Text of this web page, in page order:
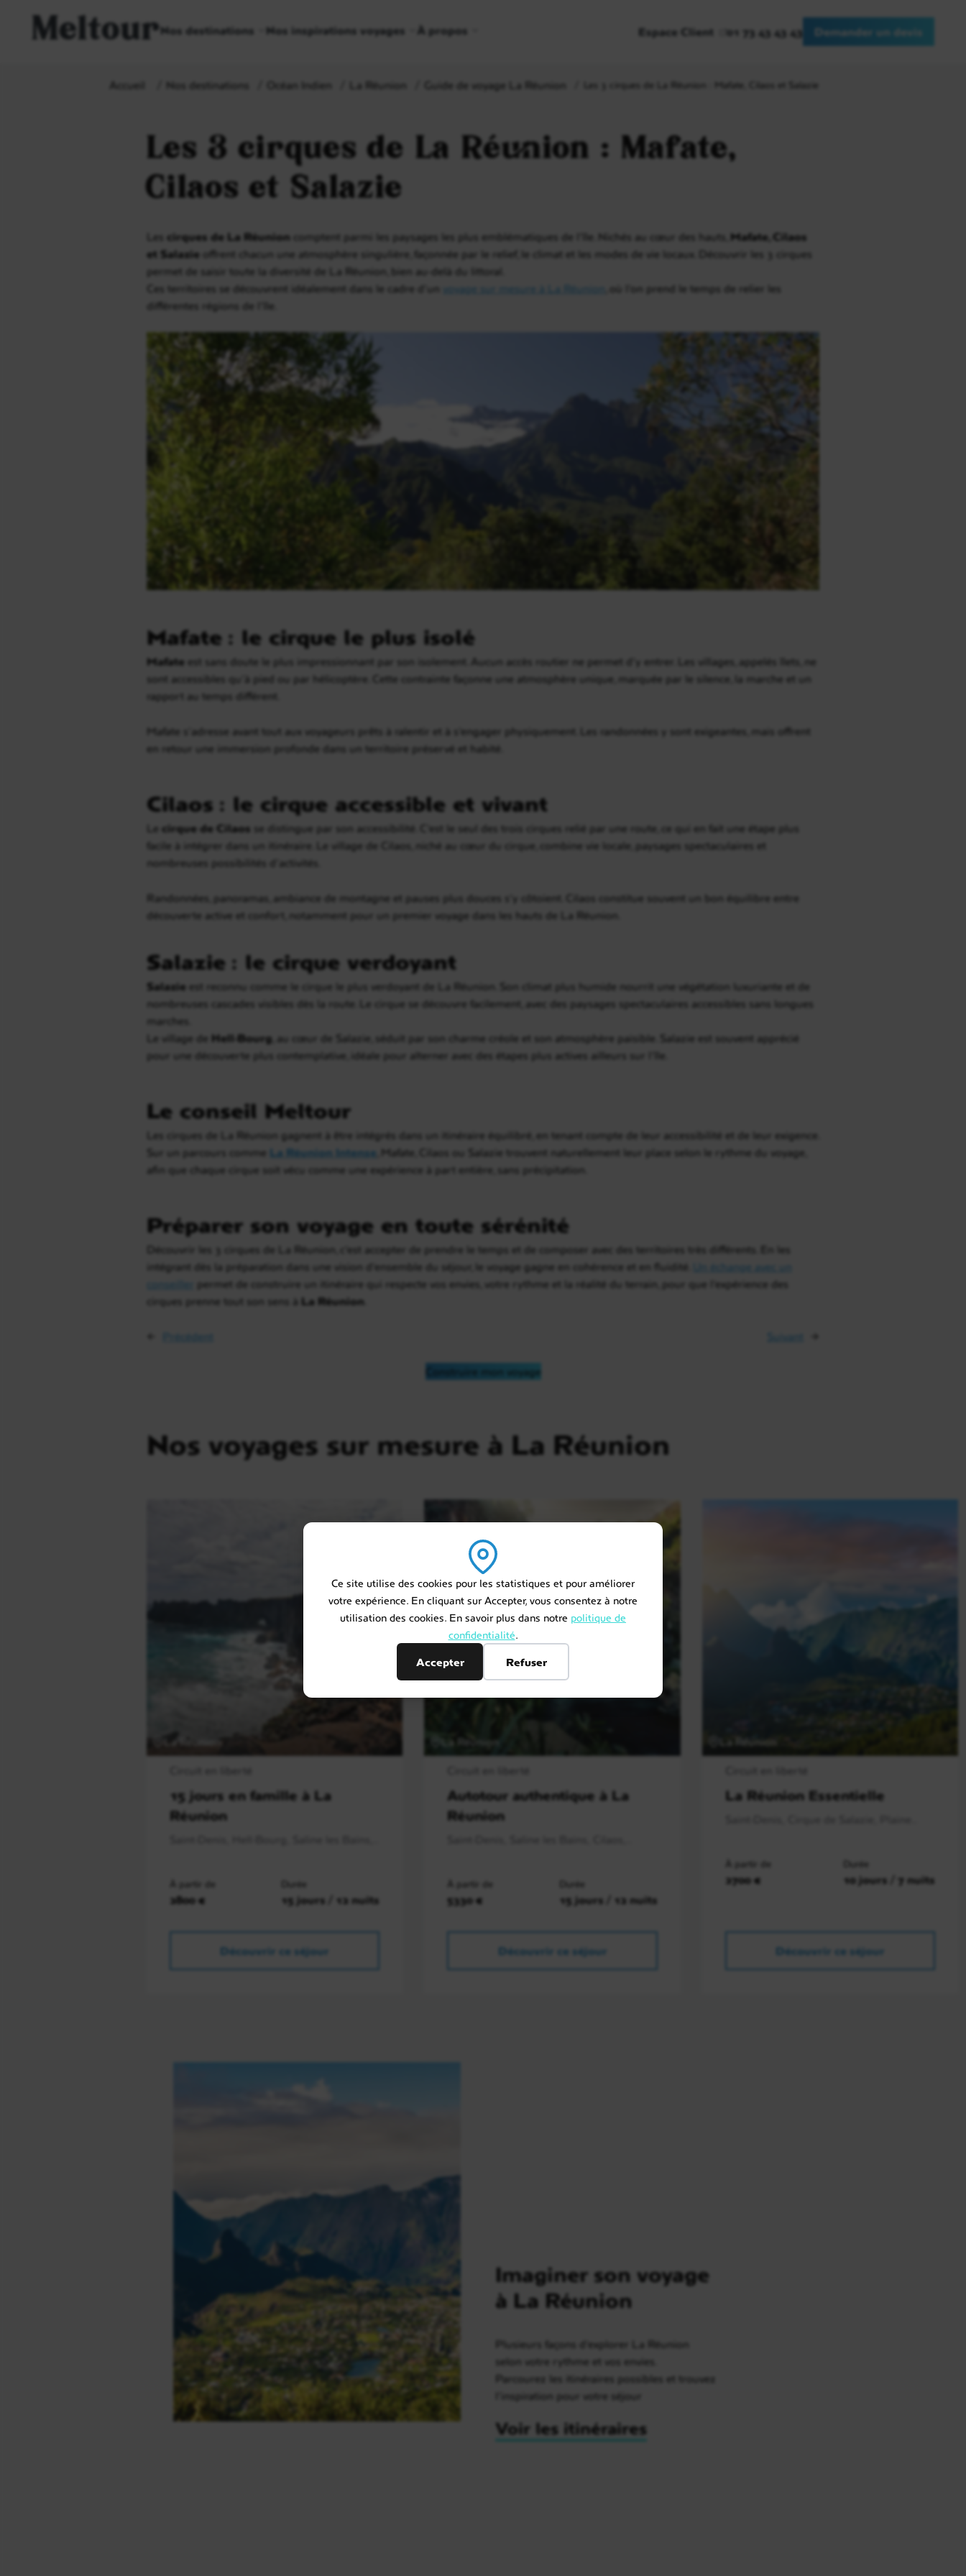
Ce site utilise des cookies pour les statistiques et pour améliorer
votre expérience. En cliquant sur Accepter, vous consentez à notre
utilisation des cookies. En savoir plus dans notre politique de
confidentialité.
Accepter
Refuser
MeltourNos destinations Nos inspirations voyages À propos Espace Client 01 73 43 43 43 Demander un devis
Accueil Nos destinations Océan Indien La Réunion Guide de voyage La Réunion Les 3 cirques de La Réunion : Mafate, Cilaos et Salazie
Les 3 cirques de La Réunion : Mafate,
Cilaos et Salazie
Les cirques de La Réunion comptent parmi les paysages les plus emblématiques de l’île. Nichés au cœur des hauts, Mafate, Cilaos
et Salazie offrent chacun une atmosphère singulière, façonnée par le relief, le climat et les modes de vie locaux. Découvrir les 3 cirques
permet de saisir toute la diversité de La Réunion, bien au-delà du littoral.
Ces territoires se découvrent idéalement dans le cadre d’un
voyage sur mesure à La Réunion
, où l’on prend le temps de relier les
différentes régions de l’île.
Mafate : le cirque le plus isolé
Mafate est sans doute le plus impressionnant par son isolement. Aucun accès routier ne permet d’y entrer. Les villages, appelés îlets, ne
sont accessibles qu’à pied ou par hélicoptère. Cette contrainte façonne une atmosphère unique, marquée par le silence, la marche et un
rapport au temps différent.
Mafate s’adresse avant tout aux voyageurs prêts à ralentir et à s’engager physiquement. Les randonnées y sont exigeantes, mais offrent
en retour une immersion profonde dans un territoire préservé et habité.
Cilaos : le cirque accessible et vivant
Le cirque de Cilaos se distingue par son accessibilité. C’est le seul des trois cirques relié par une route, ce qui en fait une étape plus
facile à intégrer dans un itinéraire. Le village de Cilaos, niché au cœur du cirque, combine vie locale, paysages spectaculaires et
nombreuses possibilités d’activités.
Randonnées, panoramas, ambiance de montagne et pauses plus douces s’y côtoient. Cilaos constitue souvent un bon équilibre entre
découverte active et confort, notamment pour un premier voyage dans les hauts de La Réunion.
Salazie : le cirque verdoyant
Salazie est reconnu comme le cirque le plus verdoyant de La Réunion. Son climat plus humide nourrit une végétation luxuriante et de
nombreuses cascades visibles dès la route. Le cirque se découvre facilement, avec des paysages spectaculaires accessibles sans longues
marches.
Le village de Hell-Bourg , au cœur de Salazie, séduit par son charme créole et son atmosphère paisible. Salazie est souvent apprécié
pour une découverte plus contemplative, idéale pour alterner avec des étapes plus actives ailleurs sur l’île.
Le conseil Meltour
Les cirques de La Réunion gagnent à être intégrés dans un itinéraire équilibré, en tenant compte de leur accessibilité et de leur exigence.
Sur un parcours comme La Réunion Intense , Mafate, Cilaos ou Salazie trouvent naturellement leur place selon le rythme du voyage,
afin que chaque cirque soit vécu comme une expérience à part entière, sans précipitation.
Préparer son voyage en toute sérénité
Découvrir les 3 cirques de La Réunion, c’est accepter de prendre le temps et de composer avec des territoires très différents. En les
intégrant dès la préparation dans une vision d’ensemble du séjour, le voyage gagne en cohérence et en fluidité.
Un échange avec un
permet de construire un itinéraire qui respecte vos envies, votre rythme et la réalité du terrain, pour que l’expérience des
cirques prenne tout son sens à La Réunion
← Suivant →
Construire mon voyage
Nos voyages sur mesure à La Réunion
La Réunion
15 jours en famille à La
Réunion
À partir de
2800 €
Durée
15 jours / 12 nuits
Découvrir ce séjour
La Réunion
Autotour authentique à La
Réunion
À partir de
5330 €
Durée
15 jours / 12 nuits
Découvrir ce séjour
La Réunion
La Réunion Essentielle
À partir de
2700 €
Durée
10 jours / 7 nuits
Découvrir ce séjour
Imaginer son voyage
à La Réunion
Plusieurs façons d’explorer La Réunion
selon votre rythme et vos envies.
Parcourez les itinéraires possibles et trouvez
l’inspiration pour votre séjour
Voir les itinéraires